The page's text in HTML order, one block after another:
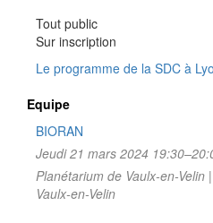
Tout public
Sur inscription
Le programme de la SDC à
Equipe
BIORAN
Jeudi 21 mars 2024
Planétarium de Vaulx-en-
Vaulx-en-Velin